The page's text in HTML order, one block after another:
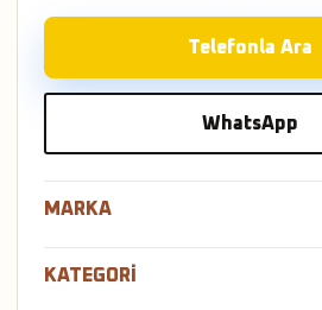
Telefonla Ara
WhatsApp
MARKA
KATEGORI